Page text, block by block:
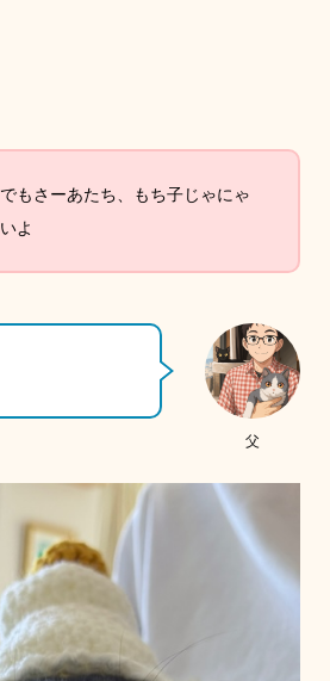
でもさーあたち、もち子じゃにゃ
いよ
父